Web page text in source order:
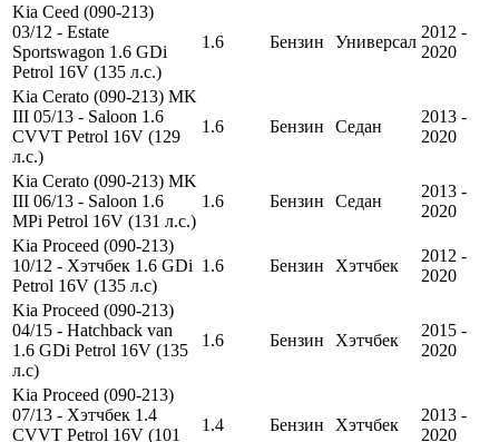
Kia Ceed (090-213)
03/12 - Estate
Sportswagon 1.6 GDi
Petrol 16V (135 л.с.)
1.6 Бензин Универсал
2012 -
2020
Kia Cerato (090-213) MK
III 05/13 - Saloon 1.6
CVVT Petrol 16V (129
л.с.)
1.6 Бензин Седан
2013 -
2020
Kia Cerato (090-213) MK
III 06/13 - Saloon 1.6
MPi Petrol 16V (131 л.с.)
1.6 Бензин Седан
2013 -
2020
Kia Proceed (090-213)
10/12 - Хэтчбек 1.6 GDi
Petrol 16V (135 л.с)
1.6 Бензин Хэтчбек
2012 -
2020
Kia Proceed (090-213)
04/15 - Hatchback van
1.6 GDi Petrol 16V (135
л.с)
1.6 Бензин Хэтчбек
2015 -
2020
Kia Proceed (090-213)
07/13 - Хэтчбек 1.4
CVVT Petrol 16V (101
1.4 Бензин Хэтчбек
2013 -
2020